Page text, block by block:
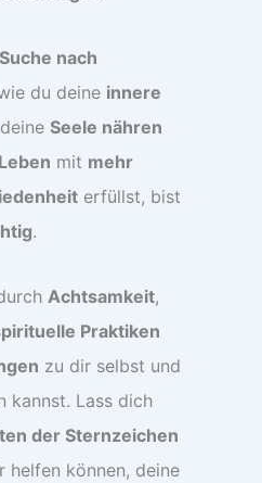
Suche nach
du deine innere
Seele nähren
Leben mit mehr
erfüllst, bist
.
Achtsamkeit,
Praktiken
zu dir selbst und
kannst. Lass dich
der Sternzeichen
helfen können, deine